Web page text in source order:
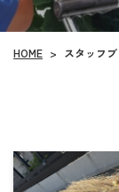
HOME > スタッフ